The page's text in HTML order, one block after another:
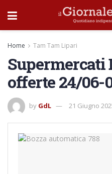
Home Tam Tam Lipari
Supermercati
offerte 24/06-
by GdL 21 Giugno